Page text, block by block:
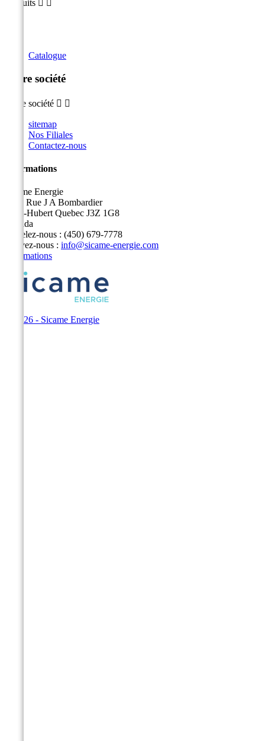
Produits  
Catalogue
Notre société
Notre société  
sitemap
Nos Filiales
Contactez-nous
Informations
Sicame Energie
5400 Rue J A Bombardier
Saint-Hubert Quebec J3Z 1G8
Canada
Appelez-nous : (450) 679-7778
Écrivez-nous : info@sicame-energie.com
Informations
© 2026 - Sicame Energie